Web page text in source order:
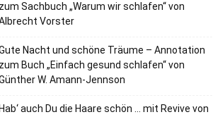
zum Sachbuch „Warum wir schlafen“ von
Vorster
Nacht und schöne Träume – Annotation
zum Buch „Einfach gesund schlafen“ von
W. Amann-Jennson
Hab‘ auch Du die Haare schön … mit Revive von